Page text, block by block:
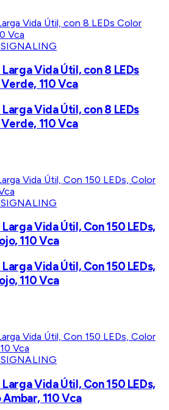
Vida Útil, con 8 LEDs
110 Vca
Vida Útil, con 8 LEDs
110 Vca
Vida Útil, Con 150 LEDs,
110 Vca
Vida Útil, Con 150 LEDs,
110 Vca
Vida Útil, Con 150 LEDs,
110 Vca